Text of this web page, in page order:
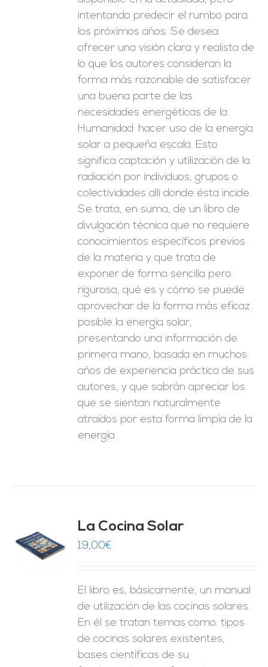
intentando predecir el rumbo para
los próximos años. Se desea
ofrecer una visión clara y realista de
lo que los autores consideran la
forma más razonable de satisfacer
una buena parte de las
necesidades energéticas de la
Humanidad: hacer uso de la energía
solar a pequeña escala. Esto
significa captación y utilización de la
radiación por individuos, grupos o
colectividades allí donde ésta incide.
Se trata, en suma, de un libro de
divulgación técnica que no requiere
conocimientos específicos previos
de la materia y que trata de
exponer de forma sencilla pero
rigurosa, qué es y cómo se puede
aprovechar de la forma más eficaz
posible la energía solar,
presentando una información de
primera mano, basada en muchos
años de experiencia práctica de sus
autores, y que sabrán apreciar los
que se sientan naturalmente
atraídos por esta forma limpia de la
energía.
La Cocina Solar
19,00€
El libro es, básicamente, un manual
de utilización de las cocinas solares.
En él se tratan temas como: tipos
de cocinas solares existentes,
bases científicas de su